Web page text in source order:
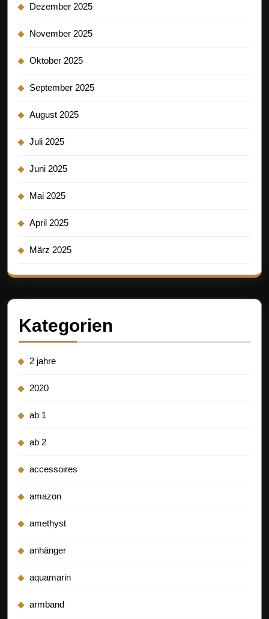
Dezember 2025
November 2025
Oktober 2025
September 2025
August 2025
Juli 2025
Juni 2025
Mai 2025
April 2025
März 2025
Kategorien
2 jahre
2020
ab 1
ab 2
accessoires
amazon
amethyst
anhänger
aquamarin
armband